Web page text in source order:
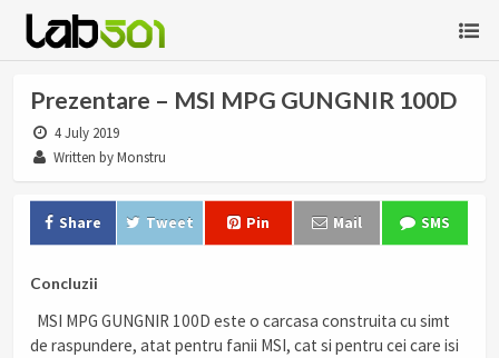
Prezentare – MSI MPG GUNGNIR 100D
4 July 2019
Written by Monstru
Share Tweet Pin Mail SMS
Concluzii
MSI MPG GUNGNIR 100D este o carcasa construita cu simt
de raspundere, atat pentru fanii MSI, cat si pentru cei care isi